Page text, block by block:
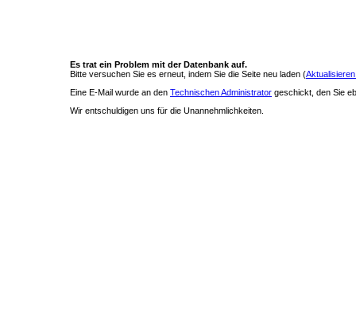
Es trat ein Problem mit der Datenbank auf.
Bitte versuchen Sie es erneut, indem Sie die Seite neu laden (
Eine E-Mail wurde an den Technischen Administrator geschickt, den Sie
Wir entschuldigen uns für die Unannehmlichkeiten.